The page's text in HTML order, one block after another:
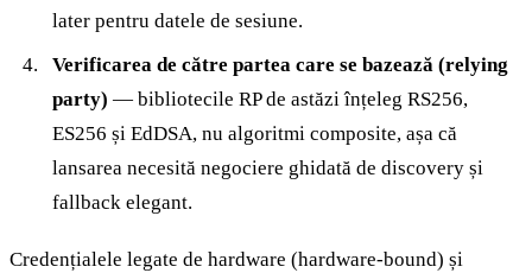
later pentru datele de sesiune.
Verificarea de către partea care se bazează (relying
party) — bibliotecile RP de astăzi înțeleg RS256,
ES256 și EdDSA, nu algoritmi composite, așa că
lansarea necesită negociere ghidată de discovery și
fallback elegant.
Credențialele legate de hardware (hardware-bound) și